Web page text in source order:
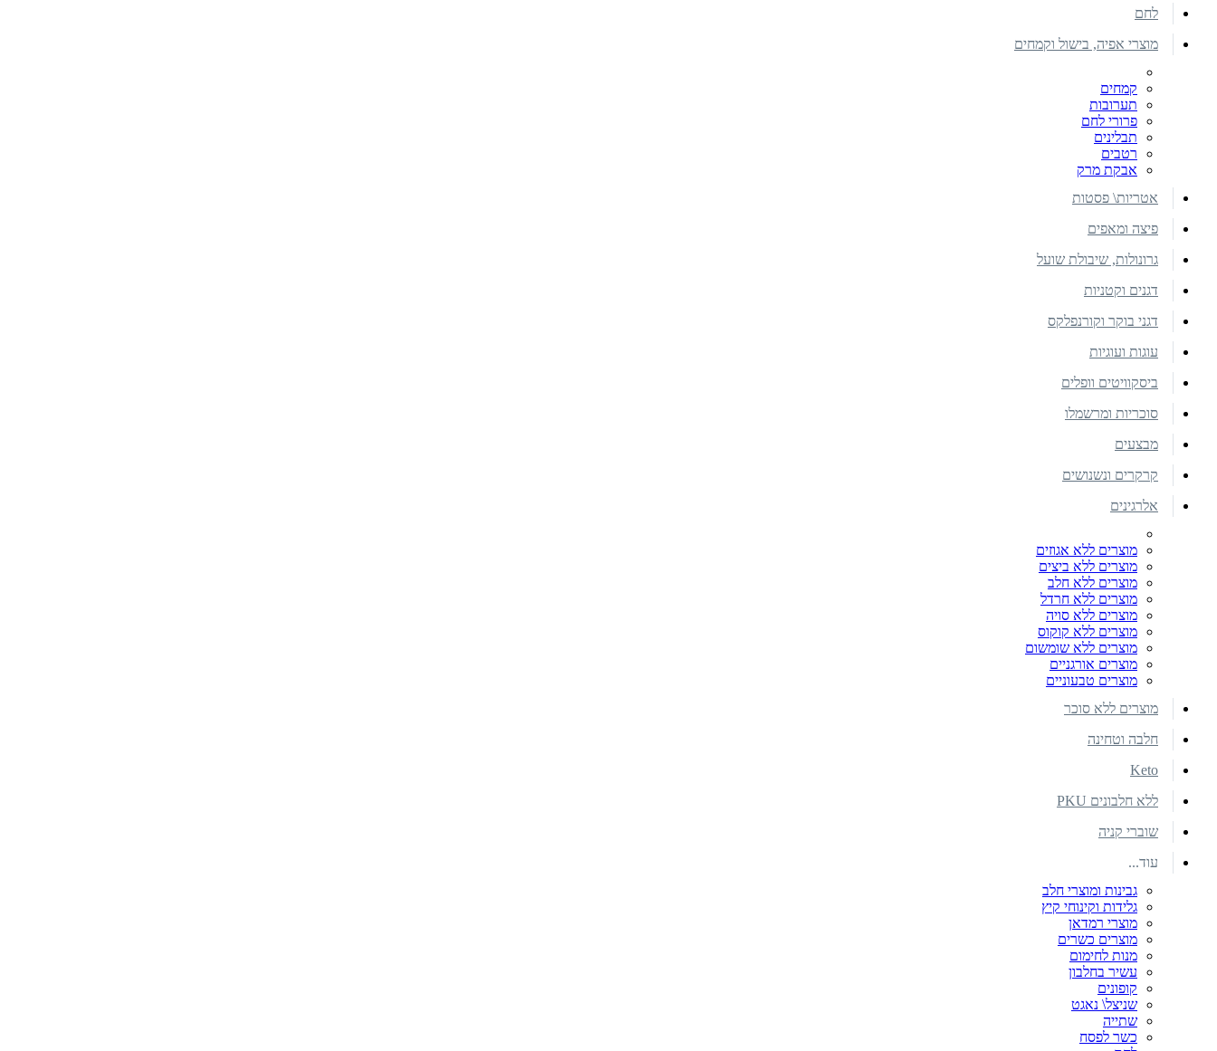
לחם
מוצרי אפיה, בישול וקמחים
קמחים
תערובות
פרורי לחם
תבלינים
רטבים
אבקת מרק
אטריות\ פסטות
פיצה ומאפים
גרונולות, שיבולת שועל
דגנים וקטניות
דגני בוקר וקורנפלקס
עוגות ועוגיות
ביסקוויטים וופלים
סוכריות ומרשמלו
מבצעים
קרקרים ונשנושים
אלרגינים
מוצרים ללא אגוזים
מוצרים ללא ביצים
מוצרים ללא חלב
מוצרים ללא חרדל
מוצרים ללא סויה
מוצרים ללא קוקוס
מוצרים ללא שומשום
מוצרים אורגניים
מוצרים טבעוניים
מוצרים ללא סוכר
חלבה וטחינה
Keto
ללא חלבונים PKU
שוברי קניה
עוד...
גבינות ומוצרי חלב
גלידות וקינוחי קיץ
מוצרי רמדאן
מוצרים כשרים
מנות לחימום
עשיר בחלבון
קופונים
שניצל\ נאגט
שתייה
כשר לפסח